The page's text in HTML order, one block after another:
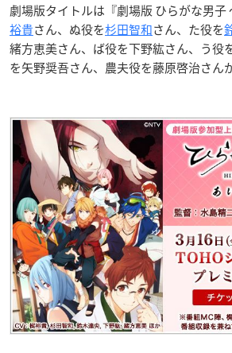
劇場版タイトルは『劇場版 ひらがな男子
裕貴さん、ぬ役を杉田智和さん、た役を
緒方恵美さん、ば役を下野紘さん、う役
を矢野奨吾さん、農夫役を藤原啓治さん